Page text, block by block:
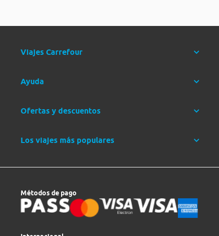
Viajes Carrefour
Ayuda
Ofertas y descuentos
Los viajes más populares
Métodos de pago